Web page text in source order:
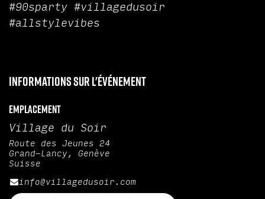
#90sparty #villagedusoir
#allstylevibes
Informations sur l'événement
Emplacement
Village du Soir
Route des Jeunes 24
Grand-Lancy, Genève
Suisse
info@villagedusoir.com